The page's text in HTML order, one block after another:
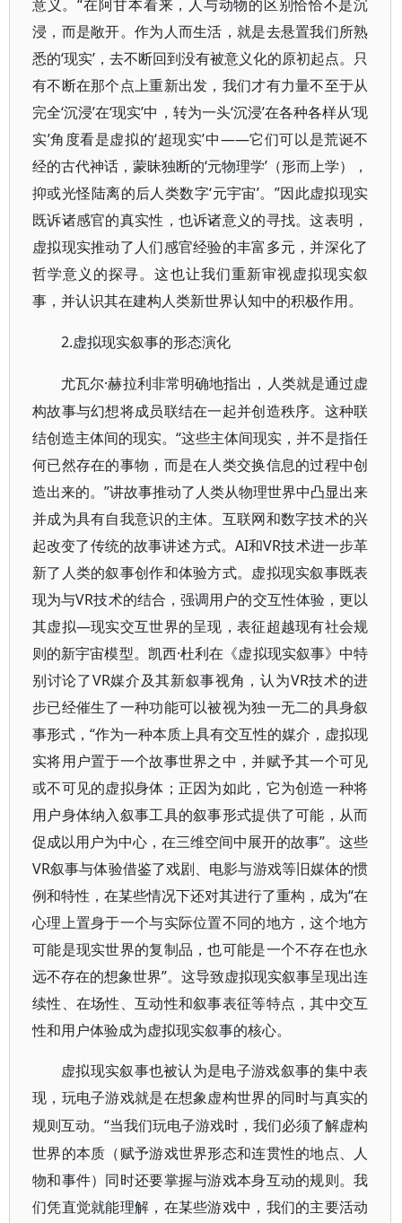
意义。“在阿甘本看来，人与动物的区别恰恰不是沉
浸，而是敞开。作为人而生活，就是去悬置我们所熟
悉的‘现实’，去不断回到没有被意义化的原初起点。只
有不断在那个点上重新出发，我们才有力量不至于从
完全‘沉浸’在‘现实’中，转为一头‘沉浸’在各种各样从‘现
实’角度看是虚拟的‘超现实’中——它们可以是荒诞不
经的古代神话，蒙昧独断的‘元物理学’（形而上学），
抑或光怪陆离的后人类数字‘元宇宙’。”因此虚拟现实
既诉诸感官的真实性，也诉诸意义的寻找。这表明，
虚拟现实推动了人们感官经验的丰富多元，并深化了
哲学意义的探寻。这也让我们重新审视虚拟现实叙
事，并认识其在建构人类新世界认知中的积极作用。
2.虚拟现实叙事的形态演化
尤瓦尔·赫拉利非常明确地指出，人类就是通过虚
构故事与幻想将成员联结在一起并创造秩序。这种联
结创造主体间的现实。“这些主体间现实，并不是指任
何已然存在的事物，而是在人类交换信息的过程中创
造出来的。”讲故事推动了人类从物理世界中凸显出来
并成为具有自我意识的主体。互联网和数字技术的兴
起改变了传统的故事讲述方式。AI和VR技术进一步革
新了人类的叙事创作和体验方式。虚拟现实叙事既表
现为与VR技术的结合，强调用户的交互性体验，更以
其虚拟—现实交互世界的呈现，表征超越现有社会规
则的新宇宙模型。凯西·杜利在《虚拟现实叙事》中特
别讨论了VR媒介及其新叙事视角，认为VR技术的进
步已经催生了一种功能可以被视为独一无二的具身叙
事形式，“作为一种本质上具有交互性的媒介，虚拟现
实将用户置于一个故事世界之中，并赋予其一个可见
或不可见的虚拟身体；正因为如此，它为创造一种将
用户身体纳入叙事工具的叙事形式提供了可能，从而
促成以用户为中心，在三维空间中展开的故事”。这些
VR叙事与体验借鉴了戏剧、电影与游戏等旧媒体的惯
例和特性，在某些情况下还对其进行了重构，成为“在
心理上置身于一个与实际位置不同的地方，这个地方
可能是现实世界的复制品，也可能是一个不存在也永
远不存在的想象世界”。这导致虚拟现实叙事呈现出连
续性、在场性、互动性和叙事表征等特点，其中交互
性和用户体验成为虚拟现实叙事的核心。
虚拟现实叙事也被认为是电子游戏叙事的集中表
现，玩电子游戏就是在想象虚构世界的同时与真实的
规则互动。“当我们玩电子游戏时，我们必须了解虚构
世界的本质（赋予游戏世界形态和连贯性的地点、人
物和事件）同时还要掌握与游戏本身互动的规则。我
们凭直觉就能理解，在某些游戏中，我们的主要活动